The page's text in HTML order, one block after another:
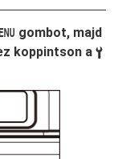
gombot, majd
koppintson a B